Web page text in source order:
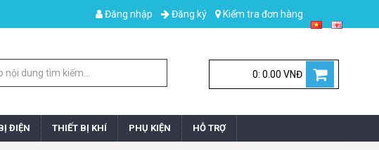
Kiểm tra đơn hàng
Đăng ký
Đăng nhập
0: 0.00 VNĐ
ĐIỆN THIẾT BỊ KHÍ PHỤ KIỆN HỖ TRỢ